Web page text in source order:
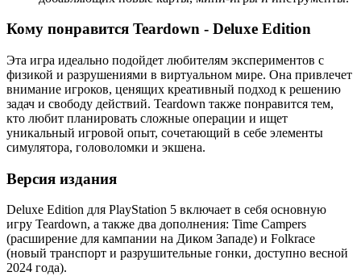
Кому понравится Teardown - Deluxe Edition
Эта игра идеально подойдет любителям экспериментов с
физикой и разрушениями в виртуальном мире. Она привлечет
внимание игроков, ценящих креативный подход к решению
задач и свободу действий. Teardown также понравится тем,
кто любит планировать сложные операции и ищет
уникальный игровой опыт, сочетающий в себе элементы
симулятора, головоломки и экшена.
Версия издания
Deluxe Edition для PlayStation 5 включает в себя основную
игру Teardown, а также два дополнения: Time Campers
(расширение для кампании на Диком Западе) и Folkrace
(новый транспорт и разрушительные гонки, доступно весной
2024 года).